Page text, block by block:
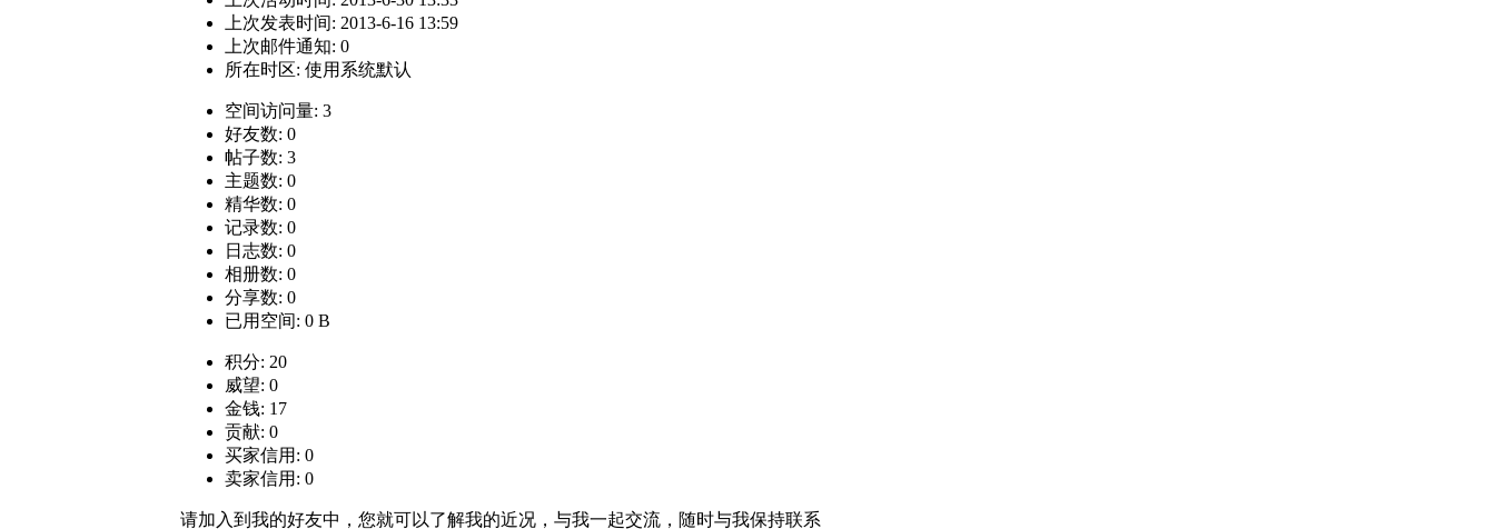
上次发表时间: 2013-6-16 13:59
上次邮件通知: 0
所在时区: 使用系统默认
空间访问量: 3
好友数: 0
帖子数: 3
主题数: 0
精华数: 0
记录数: 0
日志数: 0
相册数: 0
分享数: 0
已用空间: 0 B
积分: 20
威望: 0
金钱: 17
贡献: 0
买家信用: 0
卖家信用: 0
请加入到我的好友中，您就可以了解我的近况，与我一起交流，随时与我保持联系